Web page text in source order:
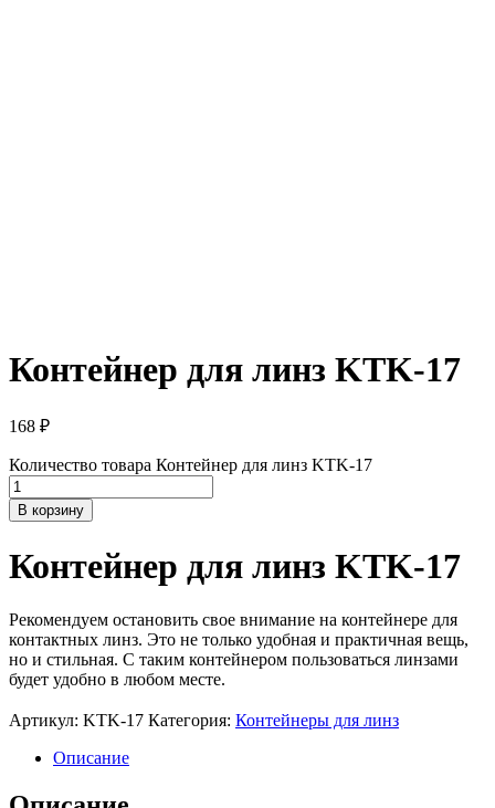
Контейнер для линз KTK-17
168 ₽
Количество товара Контейнер для линз KTK-17
В корзину
Контейнер для линз KTK-17
Рекомендуем остановить свое внимание на контейнере для
контактных линз. Это не только удобная и практичная вещь,
но и стильная. С таким контейнером пользоваться линзами
будет удобно в любом месте.
Артикул: KTK-17 Категория: Контейнеры для линз
Описание